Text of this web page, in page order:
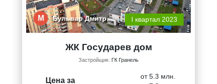
М Бульвар Дмитр… I квартал 2023
ЖК Государев дом
Застройщик: ГК Гранель
Цена за
от 5.3 млн.